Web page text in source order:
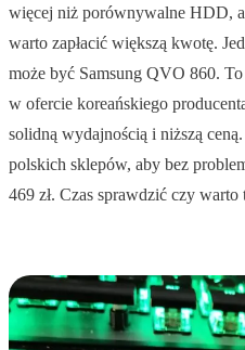
więcej niż porównywalne HDD,
warto zapłacić większą kwotę.
może być Samsung QVO 860.
w ofercie koreańskiego
solidną wydajnością i niższą
polskich sklepów, aby bez
469 zł. Czas sprawdzić czy warto